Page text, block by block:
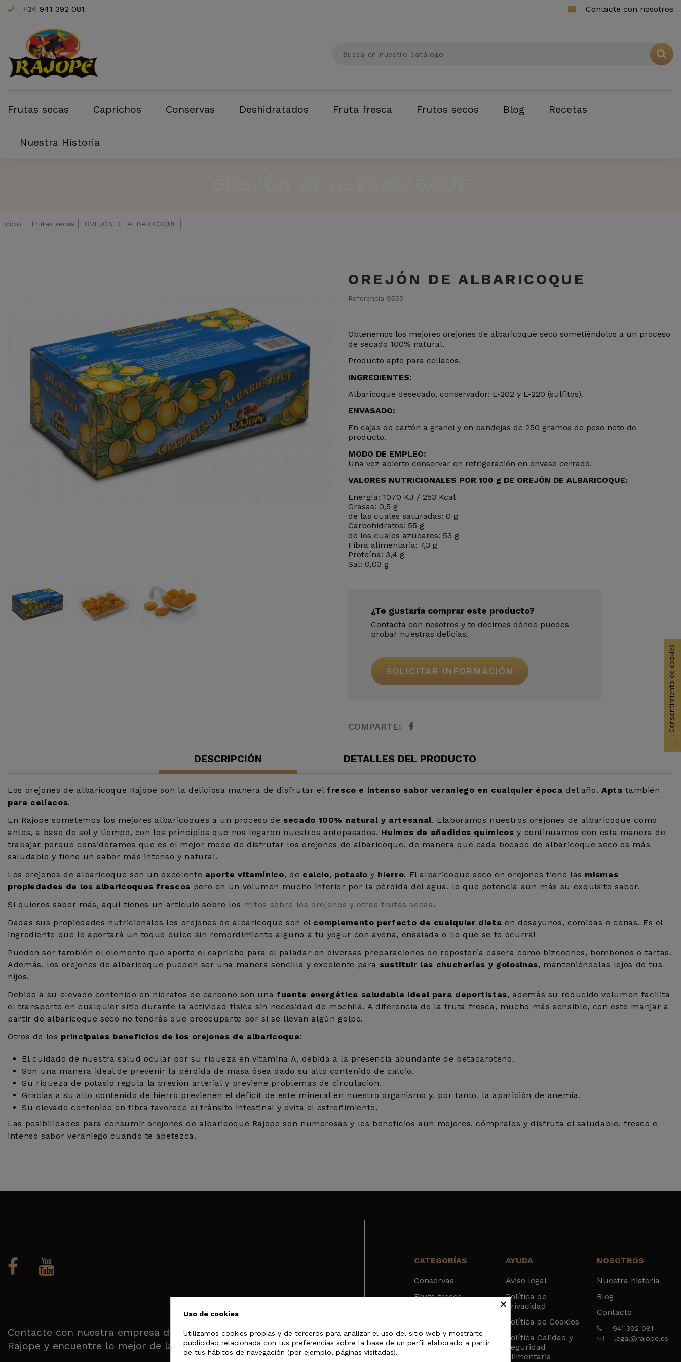
+34 941 392 081 Contacte con nosotros
Frutas secas Caprichos Conservas Deshidratados Fruta fresca Frutos secos Blog Recetas
Nuestra Historia
Inicio Frutas secas OREJÓN DE ALBARICOQUE
OREJÓN DE ALBARICOQUE
Referencia 9555
Obtenemos los mejores orejones de albaricoque seco sometiéndolos a un proceso
de secado 100% natural.
Producto apto para celíacos.
INGREDIENTES:
Albaricoque desecado, conservador: E-202 y E-220 (sulfitos).
ENVASADO:
En cajas de cartón a granel y en bandejas de 250 gramos de peso neto de
producto.
MODO DE EMPLEO:
Una vez abierto conservar en refrigeración en envase cerrado.
VALORES NUTRICIONALES POR 100 g DE OREJÓN DE ALBARICOQUE:
Energía: 1070 KJ / 253 Kcal
Grasas: 0,5 g
de las cuales saturadas: 0 g
Carbohidratos: 55 g
de los cuales azúcares: 53 g
Fibra alimentaria: 7,3 g
Proteína: 3,4 g
Sal: 0,03 g
¿Te gustaría comprar este producto?
Contacta con nosotros y te decimos dónde puedes
probar nuestras delicias.
SOLICITAR INFORMACIÓN
COMPARTE:
DESCRIPCIÓN DETALLES DEL PRODUCTO
Los orejones de albaricoque Rajope son la deliciosa manera de disfrutar el fresco e intenso sabor veraniego en cualquier época del año.Aptatambién
para celíacos.
En Rajope sometemos los mejores albaricoques a un proceso de secado 100% natural y artesanal. Elaboramos nuestros orejones de albaricoque como
antes, a base de sol y tiempo, con los principios que nos legaron nuestros antepasados. Huimos de añadidos químicos y continuamos con esta manera de
trabajar porque consideramos que es el mejor modo de disfrutar los orejones de albaricoque, de manera que cada bocado de albaricoque seco es más
saludable y tiene un sabor más intenso y natural.
Los orejones de albaricoque son un excelente aporte vitamínico, de calcio, potasioy hierro. El albaricoque seco en orejones tiene las mismas
propiedades de los albaricoques frescos pero en un volumen mucho inferior por la pérdida del agua, lo que potencia aún más su exquisito sabor.
Si quieres saber más, aquí tienes un artículo sobre los mitos sobre los orejones y otras frutas secas.
Dadas sus propiedades nutricionales los orejones de albaricoque son el complemento perfecto de cualquier dieta en desayunos, comidas o cenas. Es el
ingrediente que le aportará un toque dulce sin remordimiento alguno a tu yogur con avena, ensalada o ¡lo que se te ocurra!
Pueden ser también el elemento que aporte el capricho para el paladar en diversas preparaciones de repostería casera como bizcochos, bombones o tartas.
Además, los orejones de albaricoque pueden ser una manera sencilla y excelente para sustituir las chucherías y golosinas, manteniéndolas lejos de tus
hijos.
Debido a su elevado contenido en hidratos de carbono son unafuente energética saludable ideal para deportistas, además su reducido volumen facilita
el transporte en cualquier sitio durante la actividad física sin necesidad de mochila. A diferencia de la fruta fresca, mucho más sensible, con este manjar a
partir de albaricoque seco no tendrás que preocuparte por si se llevan algún golpe.
Otros de los principales beneficios de los orejones de albaricoque:
El cuidado de nuestra salud ocular por su riqueza en vitamina A, debida a la presencia abundante de betacaroteno.
Son una manera ideal de prevenir la pérdida de masa ósea dado su alto contenido de calcio.
Su riqueza de potasio regula la presión arterial y previene problemas de circulación.
Gracias a su alto contenido de hierro previenen el déficit de este mineral en nuestro organismo y, por tanto, la aparición de anemia.
Su elevado contenido en fibra favorece el tránsito intestinal y evita el estreñimiento.
Las posibilidades para consumir orejones de albaricoque Rajope son numerosas y los beneficios aún mejores, cómpralos y disfruta el saludable, fresco e
intenso sabor veraniego cuando te apetezca.
Contacte con nuestra empresa de conservas y fruta deshidratada
Rajope y encuentre lo mejor de la ribera del Ebro.
CATEGORÍAS
Conservas
Fruta fresca
Frutos secos
AYUDA
Aviso legal
Política de
Privacidad
Política de Cookies
Política Calidad y
Seguridad
Alimentaria
NOSOTROS
Nuestra historia
Blog
Contacto
941 392 081
legal@rajope.es
×
Uso de cookies
Utilizamos cookies propias y de terceros para analizar el uso del sitio web y mostrarte
publicidad relacionada con tus preferencias sobre la base de un perfil elaborado a partir
de tus hábitos de navegación (por ejemplo, páginas visitadas).
group_work
Consentimiento de cookies